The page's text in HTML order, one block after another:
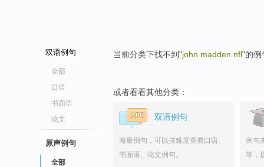
双语例句
全部
口语
书面语
论文
原声例句
全部
当前分类下找不到"john madden nfl"的例
或者看看其他分类：
双语例句
海量例句，可以按难度查看口语、
书面语、论文例句。
例句
等，